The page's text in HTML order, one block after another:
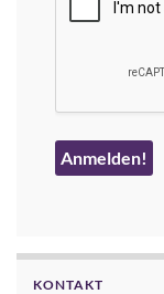
KONTAKT